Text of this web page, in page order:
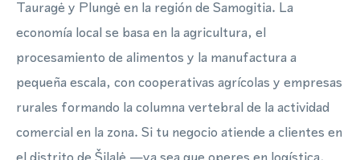
Tauragė y Plungė en la región de Samogitia. La
economía local se basa en la agricultura, el
procesamiento de alimentos y la manufactura a
pequeña escala, con cooperativas agrícolas y empresas
rurales formando la columna vertebral de la actividad
comercial en la zona. Si tu negocio atiende a clientes en